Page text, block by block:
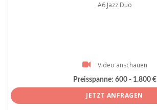
A6 Jazz Duo
Video anschauen
Preisspanne: 600 - 1.800 €
JETZT ANFRAGEN